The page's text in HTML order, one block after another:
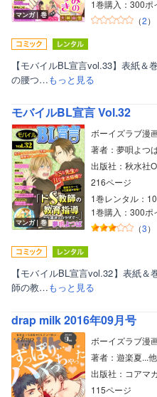
マンガ｜巻
1巻購入：300ポ
（2）
【モバイルBL宣言vol.33】表紙
の腰つ…もっと見る
モバイルBL宣言 Vol.32
マンガ｜巻
ボーイズラブ漫
著者：夢唄よつ
出版社：秋水社
216ページ
1巻レンタル：
1巻購入：300ポ
（3）
【モバイルBL宣言vol.32】表紙
師の教…もっと見る
drap milk 2016年09月号
ボーイズラブ漫
著者：遊楽夏...他
出版社：コアマ
115ページ